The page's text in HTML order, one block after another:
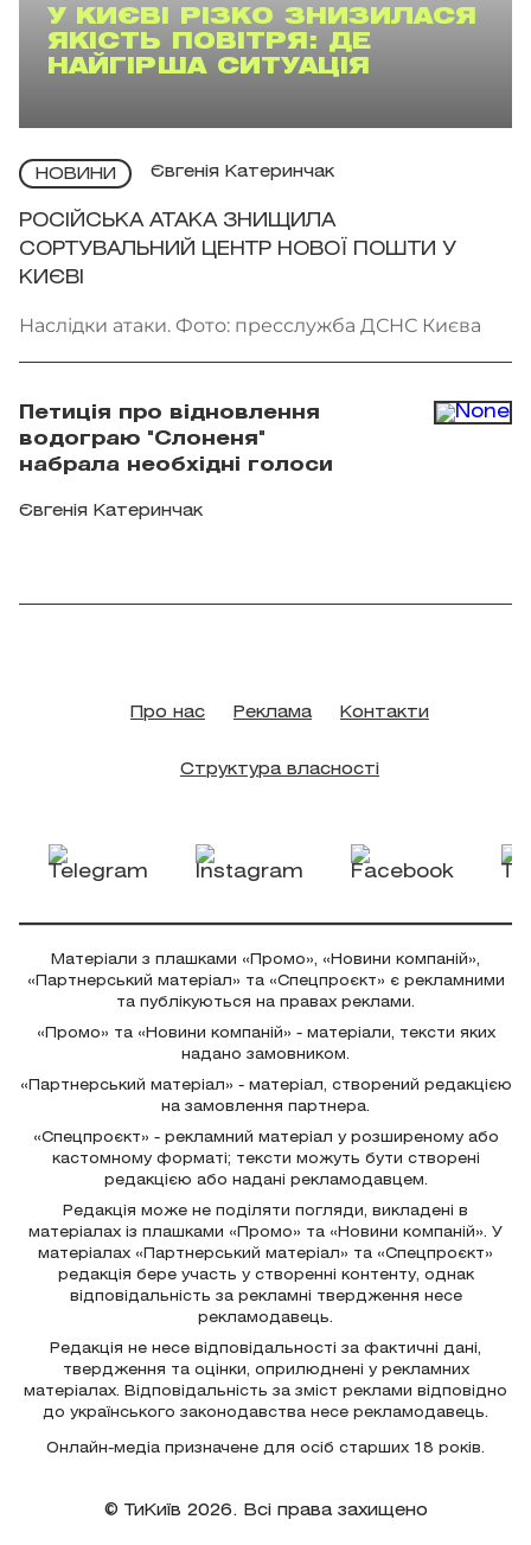
У КИЄВІ РІЗКО ЗНИЗИЛАСЯ
ЯКІСТЬ ПОВІТРЯ: ДЕ
НАЙГІРША СИТУАЦІЯ
НОВИНИ Євгенія Катеринчак
РОСІЙСЬКА АТАКА ЗНИЩИЛА
СОРТУВАЛЬНИЙ ЦЕНТР НОВОЇ ПОШТИ У
КИЄВІ
Наслідки атаки. Фото: пресслужба ДСНС Києва
Петиція про відновлення
водограю "Слоненя"
набрала необхідні голоси
Євгенія Катеринчак
Про нас Реклама Контакти
Структура власності
Матеріали з плашками «Промо», «Новини компаній»,
«Партнерський матеріал» та «Спецпроєкт» є рекламними
та публікуються на правах реклами.
«Промо» та «Новини компаній» - матеріали, тексти яких
надано замовником.
«Партнерський матеріал» - матеріал, створений редакцією
на замовлення партнера.
«Спецпроєкт» - рекламний матеріал у розширеному або
кастомному форматі; тексти можуть бути створені
редакцією або надані рекламодавцем.
Редакція може не поділяти погляди, викладені в
матеріалах із плашками «Промо» та «Новини компаній». У
матеріалах «Партнерський матеріал» та «Спецпроєкт»
редакція бере участь у створенні контенту, однак
відповідальність за рекламні твердження несе
рекламодавець.
Редакція не несе відповідальності за фактичні дані,
твердження та оцінки, оприлюднені у рекламних
матеріалах. Відповідальність за зміст реклами відповідно
до українського законодавства несе рекламодавець.
Онлайн-медіа призначене для осіб старших 18 років.
© ТиКиїв 2026. Всі права захищено